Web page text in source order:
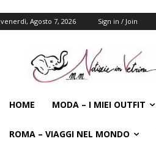
venerdì, Agosto 7, 2026 Sign in / Join
HOME MODA – I MIEI OUTFIT
ROMA – VIAGGI NEL MONDO